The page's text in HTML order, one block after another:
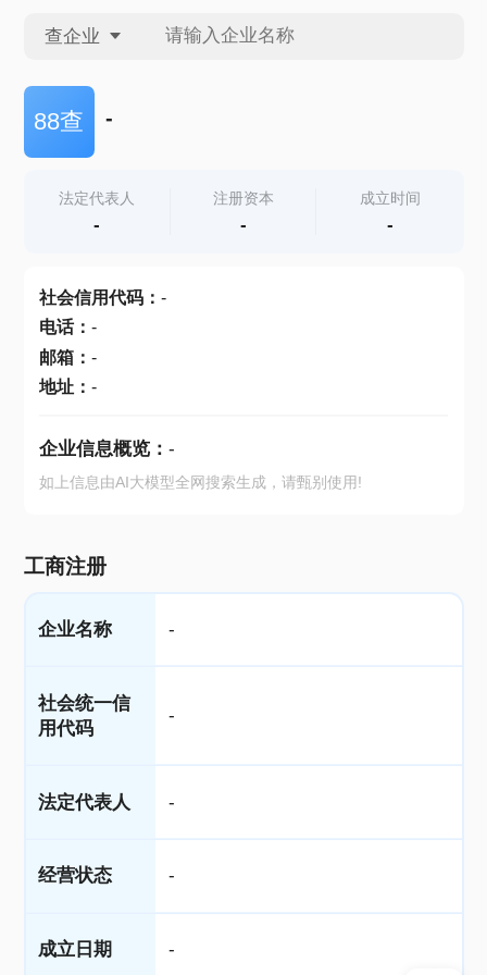
查企业
查企业
查产地
88查 -
法定代表人
-
注册资本
-
成立时间
-
社会信用代码： -
电话： -
邮箱： -
地址： -
企业信息概览： -
如上信息由AI大模型全网搜索生成，请甄别使用!
工商注册
企业名称 -
社会统一信
用代码
-
法定代表人 -
经营状态 -
成立日期 -